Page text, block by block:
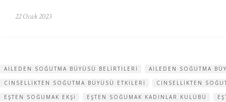
22 Ocak 2023
AILEDEN SOĞUTMA BÜYÜSÜ BELIRTILERI
AILEDEN SOĞUTMA
CINSELLIKTEN SOĞUTMA BÜYÜSÜ ETKILERI
CINSELLIKTEN
EŞTEN SOĞUMAK EKŞI
EŞTEN SOĞUMAK KADINLAR KULÜBÜ